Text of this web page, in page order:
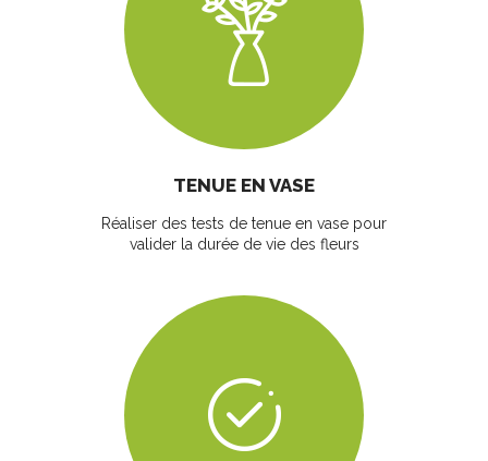
TENUE EN VASE
Réaliser des tests de tenue en vase pour
valider la durée de vie des fleurs